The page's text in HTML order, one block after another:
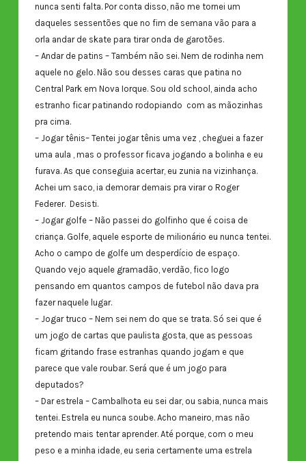
nunca senti falta. Por conta disso, não me tornei um
daqueles sessentões que no fim de semana vão para a
orla andar de skate para tirar onda de garotões.
– Andar de patins – Também não sei. Nem de rodinha nem
aquele no gelo. Não sou desses caras que patina no
Central Park em Nova Iorque. Sou old school, ainda acho
estranho ficar patinando rodopiando com as mãozinhas
pra cima.
– Jogar tênis– Tentei jogar tênis uma vez , cheguei a fazer
uma aula , mas o professor ficava jogando a bolinha e eu
furava. As que conseguia acertar, eu zunia na vizinhança.
Achei um saco, ia demorar demais pra virar o Roger
Federer. Desisti.
– Jogar golfe – Não passei do golfinho que é coisa de
criança. Golfe, aquele esporte de milionário eu nunca tentei.
Acho o campo de golfe um desperdício de espaço.
Quando vejo aquele gramadão, verdão, fico logo
pensando em quantos campos de futebol não dava pra
fazer naquele lugar.
– Jogar truco – Nem sei nem do que se trata. Só sei que é
um jogo de cartas que paulista gosta, que as pessoas
ficam gritando frase estranhas quando jogam e que
parece que vale roubar. Será que é um jogo para
deputados?
– Dar estrela – Cambalhota eu sei dar, ou sabia, nunca mais
tentei. Estrela eu nunca soube. Acho maneiro, mas não
pretendo mais tentar aprender. Até porque, com o meu
peso e a minha idade, eu seria certamente uma estrela